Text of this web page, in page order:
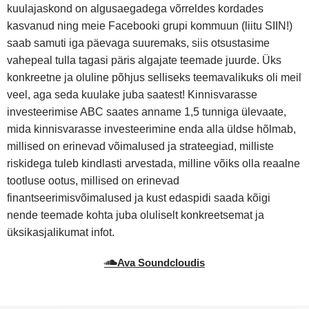
kuulajaskond on algusaegadega võrreldes kordades
kasvanud ning meie Facebooki grupi kommuun (liitu SIIN!)
saab samuti iga päevaga suuremaks, siis otsustasime
vahepeal tulla tagasi päris algajate teemade juurde. Üks
konkreetne ja oluline põhjus selliseks teemavalikuks oli meil
veel, aga seda kuulake juba saatest! Kinnisvarasse
investeerimise ABC saates anname 1,5 tunniga ülevaate,
mida kinnisvarasse investeerimine enda alla üldse hõlmab,
millised on erinevad võimalused ja strateegiad, milliste
riskidega tuleb kindlasti arvestada, milline võiks olla reaalne
tootluse ootus, millised on erinevad
finantseerimisvõimalused ja kust edaspidi saada kõigi
nende teemade kohta juba oluliselt konkreetsemat ja
üksikasjalikumat infot.
Ava Soundcloudis